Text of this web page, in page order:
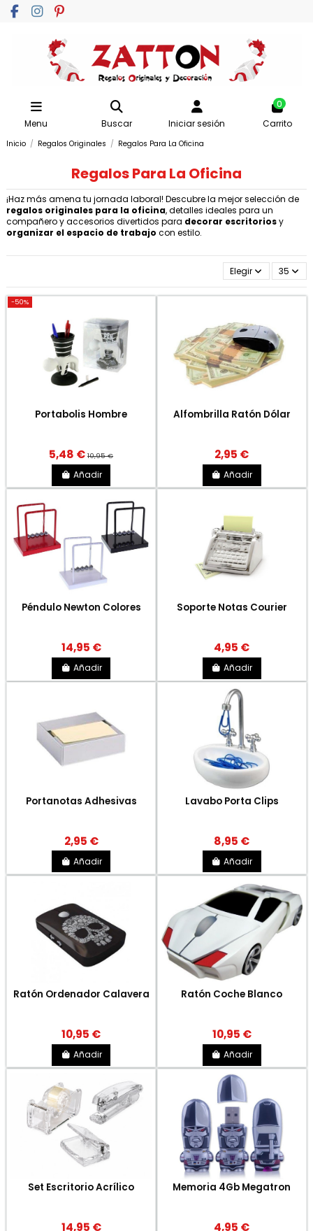
Menu Buscar Iniciar sesión
0
Carrito
Inicio Regalos Originales Regalos Para La Oficina
Regalos Para La Oficina
¡Haz más amena tu jornada laboral! Descubre la mejor selección de
regalos originales para la oficina, detalles ideales para un
compañero y accesorios divertidos para decorar escritoriosy
organizar el espacio de trabajo con estilo.
Elegir 35
-50%
Portabolis Hombre
5,48 €10,95 €
Añadir
Alfombrilla Ratón Dólar
2,95 €
Añadir
Péndulo Newton Colores
14,95 €
Añadir
Soporte Notas Courier
4,95 €
Añadir
Portanotas Adhesivas
2,95 €
Añadir
Lavabo Porta Clips
8,95 €
Añadir
Ratón Ordenador Calavera
10,95 €
Añadir
Ratón Coche Blanco
10,95 €
Añadir
Set Escritorio Acrílico
14,95 €
Memoria 4Gb Megatron
4,95 €